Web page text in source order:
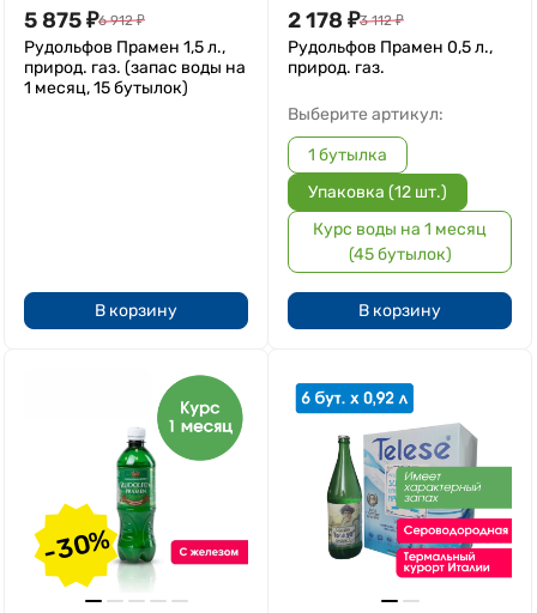
5 875₽6 912 ₽
Рудольфов Прамен 1,5 л.,
природ. газ. (запас воды на
1 месяц, 15 бутылок)
В корзину
2 178 ₽3 112 ₽
Рудольфов Прамен 0,5 л.,
природ. газ.
Выберите артикул:
1 бутылка
Упаковка (12 шт.)
Курс воды на 1 месяц
(45 бутылок)
В корзину
-30%